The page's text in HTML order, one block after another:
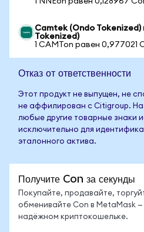
Camtek (Ondo
Tokenized)
1 CAMTon равен 0,977021
Отказ от ответственности
Этот продукт не выпущен, не
не аффилирован с Citigroup.
любые другие товарные знаки
исключительно для
эталонного актива.
Получите Con за секунды
Покупайте, продавайте,
обменивайте Con в MetaMask
надёжном криптокошельке.